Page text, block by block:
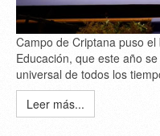
Campo de Criptana puso
Educación, que este año
universal de todos los
Leer más...